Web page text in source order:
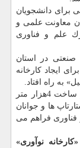
برای دانشجویان
معاونت علمی و
علم و فناوری
صنعتی در استان
ایجاد كارخانه
به راه افتاد.
با تخصیص 1000 متر مربع فضای اداری موجود و ساخت 4هزار متر
ها و جوانان
فناوری فراهم می
نوآوری»